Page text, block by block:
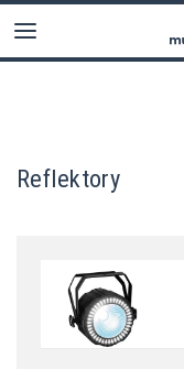
Reflektory